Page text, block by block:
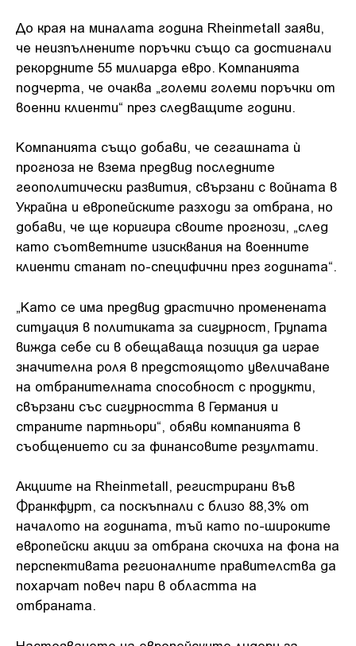
До края на миналата година Rheinmetall заяви,
че неизпълнените поръчки също са достигнали
рекордните 55 милиарда евро. Компанията
подчерта, че очаква „големи големи поръчки от
военни клиенти“ през следващите години.
Компанията също добави, че сегашната ѝ
прогноза не взема предвид последните
геополитически развития, свързани с войната в
Украйна и европейските разходи за отбрана, но
добави, че ще коригира своите прогнози, „след
като съответните изисквания на военните
клиенти станат по-специфични през годината“.
„Като се има предвид драстично променената
ситуация в политиката за сигурност, Групата
вижда себе си в обещаваща позиция да играе
значителна роля в предстоящото увеличаване
на отбранителната способност с продукти,
свързани със сигурността в Германия и
страните партньори“, обяви компанията в
съобщението си за финансовите резултати.
Акциите на Rheinmetall, регистрирани във
Франкфурт, са поскъпнали с близо 88,3% от
началото на годината, тъй като по-широките
европейски акции за отбрана скочиха на фона на
перспективата регионалните правителства да
похарчат повеч пари в областта на
отбраната.